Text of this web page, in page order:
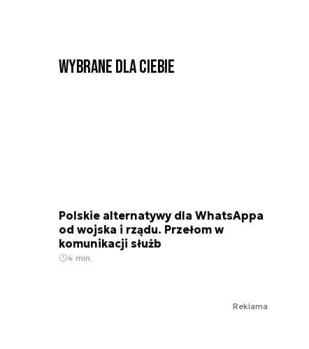
Wybrane dla Ciebie
Polskie alternatywy dla WhatsAppa
od wojska i rządu. Przełom w
komunikacji służb
4 min.
Reklama